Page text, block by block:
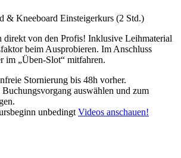
& Kneeboard Einsteigerkurs (2 Std.)
direkt von den Profis! Inklusive Leihmaterial
beim Ausprobieren. Im Anschluss
im „Üben-Slot“ mitfahren.
Stornierung bis 48h vorher.
auswählen und zum
unbedingt Videos anschauen!